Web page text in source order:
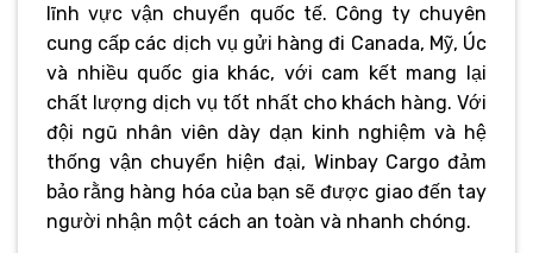
lĩnh vực vận chuyển quốc tế. Công ty chuyên
cung cấp các dịch vụ gửi hàng đi Canada, Mỹ, Úc
và nhiều quốc gia khác, với cam kết mang lại
chất lượng dịch vụ tốt nhất cho khách hàng. Với
đội ngũ nhân viên dày dạn kinh nghiệm và hệ
thống vận chuyển hiện đại, Winbay Cargo đảm
bảo rằng hàng hóa của bạn sẽ được giao đến tay
người nhận một cách an toàn và nhanh chóng.